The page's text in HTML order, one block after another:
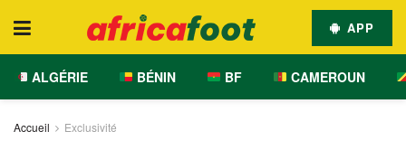
APP
ALGÉRIE BÉNIN BF CAMEROUN
Accueil Exclusivité